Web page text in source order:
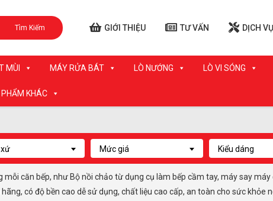
Tìm Kiếm GIỚI THIỆU TƯ VẤN DỊCH VỤ
MÙI MÁY RỬA BÁT LÒ NƯỚNG LÒ VI SÓNG
KHÁC
Mức giá Kiểu dáng
mỗi căn bếp, như Bộ nồi chảo từ dụng cụ làm bếp cầm tay, máy say máy
có độ bền cao dễ sử dụng, chất liệu cao cấp, an toàn cho sức khỏe